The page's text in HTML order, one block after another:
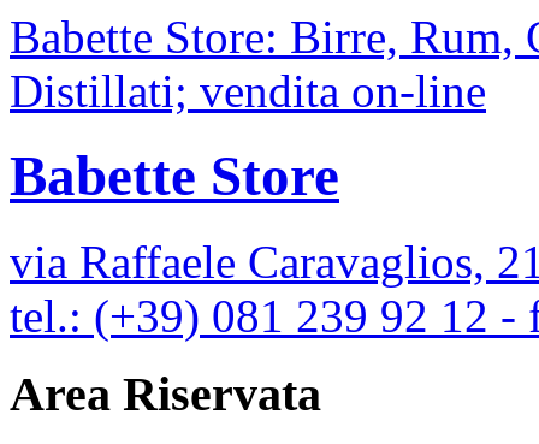
Babette Store: Birre,
Distillati; vendita on-line
Babette Store
via Raffaele Caravaglios,
tel.: (+39) 081 239 92 12 -
Area Riservata